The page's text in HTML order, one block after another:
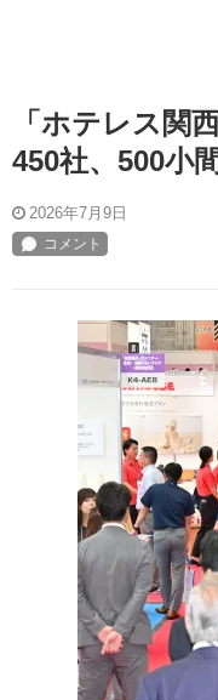
「ホテレス関
450社、500小
2026年7月9日